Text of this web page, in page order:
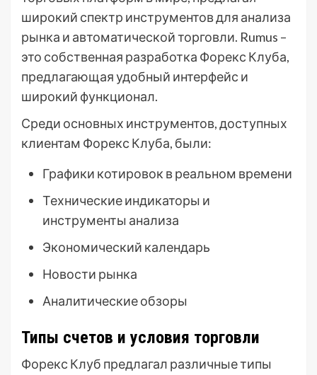
широкий спектр инструментов для анализа
рынка и автоматической торговли. Rumus –
это собственная разработка Форекс Клуба,
предлагающая удобный интерфейс и
широкий функционал.
Среди основных инструментов, доступных
клиентам Форекс Клуба, были:
Графики котировок в реальном времени
Технические индикаторы и
инструменты анализа
Экономический календарь
Новости рынка
Аналитические обзоры
Типы счетов и условия торговли
Форекс Клуб предлагал различные типы